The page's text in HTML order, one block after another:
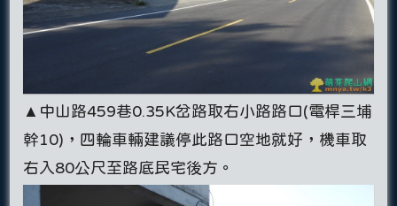
▲中山路459巷0.35K岔路取右小路路口(電桿三埔
幹10)，四輪車輛建議停此路口空地就好，機車取
右入80公尺至路底民宅後方。